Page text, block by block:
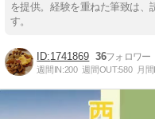
を提供。経験を重ねた筆致は、
す。
1741869 36
週間IN:200 週間OUT:580 月